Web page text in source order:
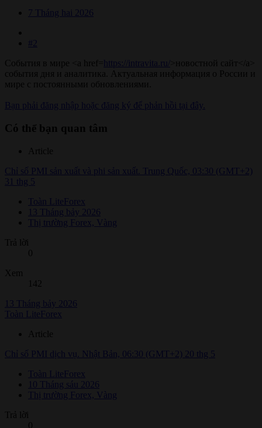
7 Tháng hai 2026
#2
События в мире <a href=
https://intravita.ru/
>новостной сайт</a>
события дня и аналитика. Актуальная информация о России и
мире с постоянными обновлениями.
Bạn phải đăng nhập hoặc đăng ký để phản hồi tại đây.
Có thể bạn quan tâm
Article
Chỉ số PMI sản xuất và phi sản xuất. Trung Quốc, 03:30 (GMT+2)
31 thg 5
Toàn LiteForex
13 Tháng bảy 2026
Thị trường Forex, Vàng
Trả lời
0
Xem
142
13 Tháng bảy 2026
Toàn LiteForex
Article
Chỉ số PMI dịch vụ. Nhật Bản, 06:30 (GMT+2) 20 thg 5
Toàn LiteForex
10 Tháng sáu 2026
Thị trường Forex, Vàng
Trả lời
0